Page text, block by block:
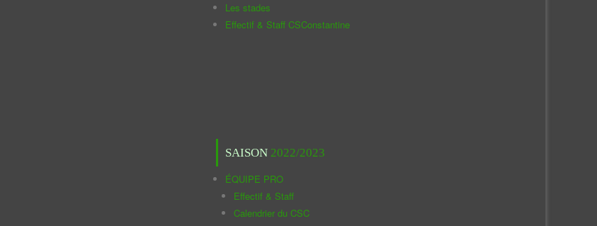
Les stades
Effectif & Staff CSConstantine
SAISON 2022/2023
ÉQUIPE PRO
Effectif & Staff
Calendrier du CSC